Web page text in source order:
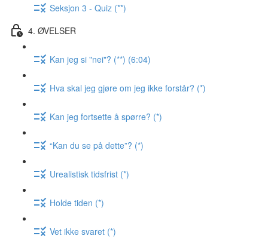
Seksjon 3 - Quiz (**)
4. ØVELSER
Kan jeg si "nei"? (**) (6:04)
Hva skal jeg gjøre om jeg ikke forstår? (*)
Kan jeg fortsette å spørre? (*)
“Kan du se på dette”? (*)
Urealistisk tidsfrist (*)
Holde tiden (*)
Vet ikke svaret (*)